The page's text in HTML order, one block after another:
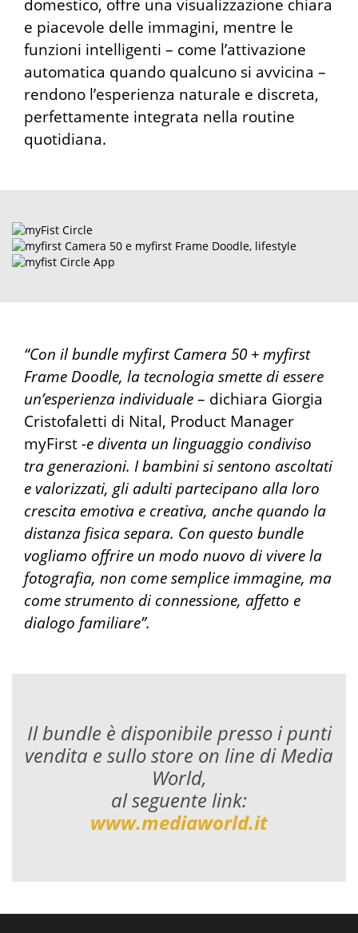
domestico, offre una visualizzazione chiara
e piacevole delle immagini, mentre le
funzioni intelligenti – come l’attivazione
automatica quando qualcuno si avvicina –
rendono l’esperienza naturale e discreta,
perfettamente integrata nella routine
quotidiana.
“Con il bundle myfirst Camera 50 + myfirst
Frame Doodle, la tecnologia smette di essere
un’esperienza individuale– dichiara Giorgia
Cristofaletti di Nital, Product Manager
myFirst-e diventa un linguaggio condiviso
tra generazioni. I bambini si sentono ascoltati
e valorizzati, gli adulti partecipano alla loro
crescita emotiva e creativa, anche quando la
distanza fisica separa. Con questo bundle
vogliamo offrire un modo nuovo di vivere la
fotografia, non come semplice immagine, ma
come strumento di connessione, affetto e
dialogo familiare”.
Il bundle è disponibile presso i punti
vendita e sullo store on line di Media
World,
al seguente link:
www.mediaworld.it